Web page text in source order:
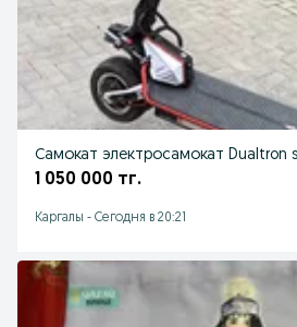
Самокат электросамокат Dualtron
1 050 000 тг.
Каргалы - Сегодня в 20:21